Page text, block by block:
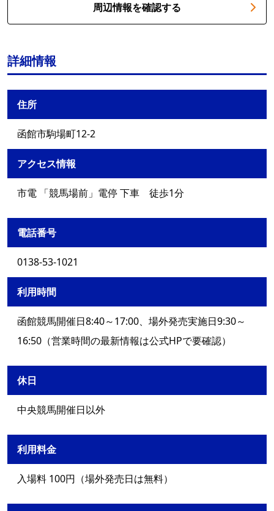
周辺情報を確認する
詳細情報
住所
函館市駒場町12-2
アクセス情報
市電 「競馬場前」電停 下車 徒歩1分
電話番号
0138-53-1021
利用時間
函館競馬開催日8:40～17:00、場外発売実施日9:30～
16:50（営業時間の最新情報は公式HPで要確認）
休日
中央競馬開催日以外
利用料金
入場料 100円（場外発売日は無料）